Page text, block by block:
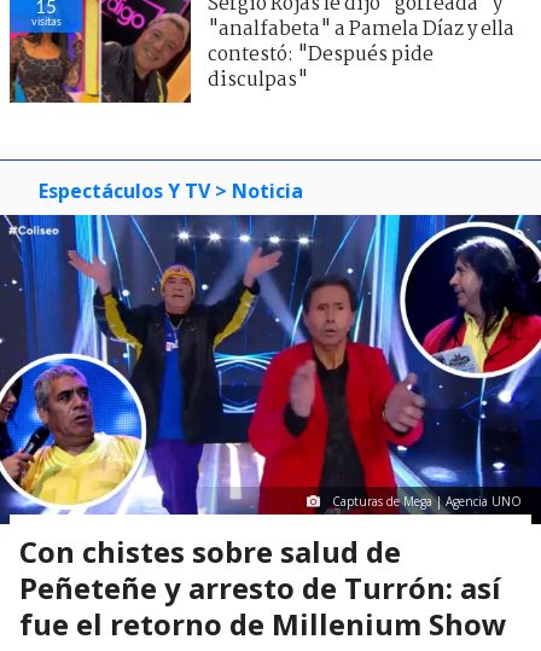
15
visitas
"analfabeta" a Pamela Díaz y ella
contestó: "Después pide
disculpas"
Espectáculos Y TV > Noticia
Capturas de Mega | Agencia UNO
Con chistes sobre salud de
Peñeteñe y arresto de Turrón: así
fue el retorno de Millenium Show